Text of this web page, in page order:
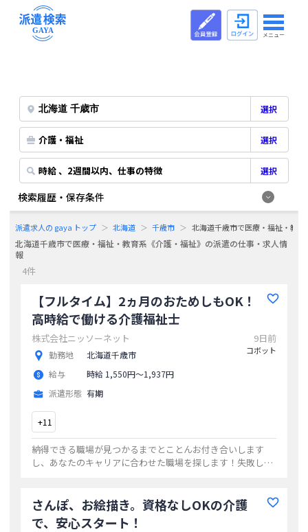
メニュー
選択
介護・福祉 選択
時給 、2週間以内、仕事の特徴 選択
検索履歴・保存条件
派遣求人の gaya トップ 北海道 千歳市 北海道千歳市で医療・福祉・教
北海道千歳市で医療・福祉・教育系《介護・福祉》の派遣の仕事・求人情
報
4件
【フルタイム】2ヵ月のおためしもOK！
高時給で働ける介護福祉士
株式会社ニッソーネット
勤務地
北海道千歳市
給与
時給 1,550円〜1,937円
派遣形態 有期
9日前
コボット
+11
納得できる職場が見つかるまでとことんお付き合いします
し、あなたのキャリアに合わせた職場を探します！失敗しな
さんぽ、お絵描き。資格なしOKの介護
で、安心スタート！